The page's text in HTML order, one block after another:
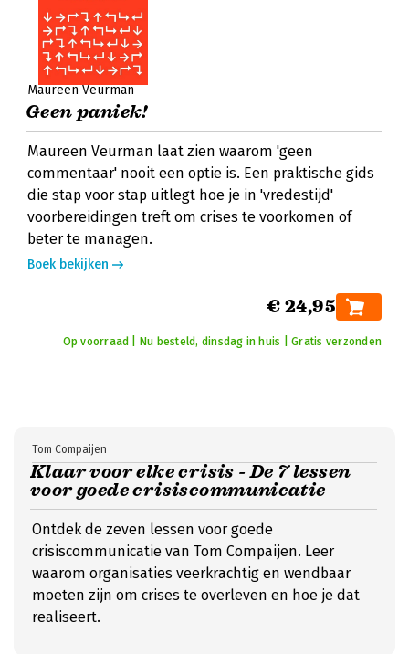
Maureen Veurman
Geen paniek!
Maureen Veurman laat zien waarom 'geen
commentaar' nooit een optie is. Een praktische gids
die stap voor stap uitlegt hoe je in 'vredestijd'
voorbereidingen treft om crises te voorkomen of
beter te managen.
Boek bekijken
€ 24,95
Op voorraad | Nu besteld, dinsdag in huis | Gratis verzonden
Klaar voor elke crisis - De 7 lessen
voor goede crisiscommunicatie
Tom Compaijen
Ontdek de zeven lessen voor goede
crisiscommunicatie van Tom Compaijen. Leer
waarom organisaties veerkrachtig en wendbaar
moeten zijn om crises te overleven en hoe je dat
realiseert.